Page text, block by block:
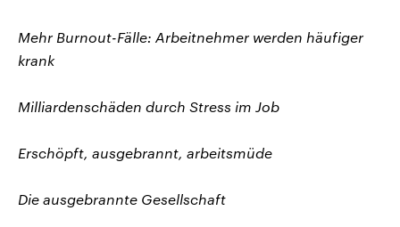
Mehr Burnout-Fälle: Arbeitnehmer werden häufiger
krank
Milliardenschäden durch Stress im Job
Erschöpft, ausgebrannt, arbeitsmüde
Die ausgebrannte Gesellschaft